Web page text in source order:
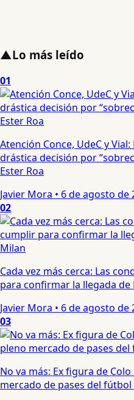
▲Lo más leído
01
Atención Conce, UdeC y
drástica decisión por
Ester Roa
Javier Mora • 6 de agosto de
02
Cada vez más cerca: Las
para confirmar la llegada de
Javier Mora • 6 de agosto de
03
No va más: Ex figura de
mercado de pases del